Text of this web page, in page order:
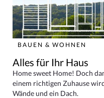
BAUEN & WOHNEN
Alles für Ihr Haus
Home sweet Home! Doch
einem richtigen Zuhause
Wände und ein Dach.